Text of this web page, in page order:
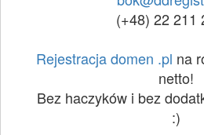
(+48) 22 211
Rejestracja domen .pl na
netto!
Bez haczyków i bez
:)